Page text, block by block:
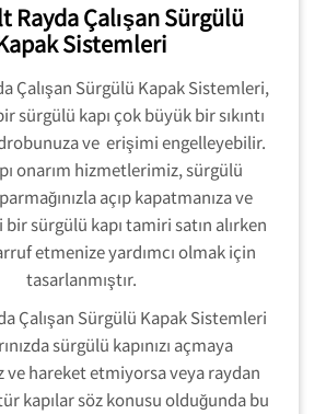
Rayda Çalışan Sürgülü
Sistemleri
Çalışan Sürgülü Kapak Sistemleri,
sürgülü kapı çok büyük bir sıkıntı
ve erişimi engelleyebilir.
onarım hizmetlerimiz, sürgülü
açıp kapatmanıza ve
sürgülü kapı tamiri satın alırken
etmenize yardımcı olmak için
tasarlanmıştır.
Çalışan Sürgülü Kapak Sistemleri
sürgülü kapınızı açmaya
ve hareket etmiyorsa veya raydan
kapılar söz konusu olduğunda bu